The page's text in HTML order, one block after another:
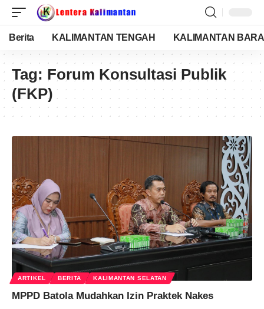
Berita KALIMANTAN TENGAH KALIMANTAN
Tag: Forum Konsultasi Publik
(FKP)
ARTIKEL BERITA KALIMANTAN SELATAN
MPPD Batola Mudahkan Izin Praktek Nakes